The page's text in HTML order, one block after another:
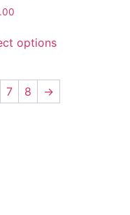
options
7 8 →